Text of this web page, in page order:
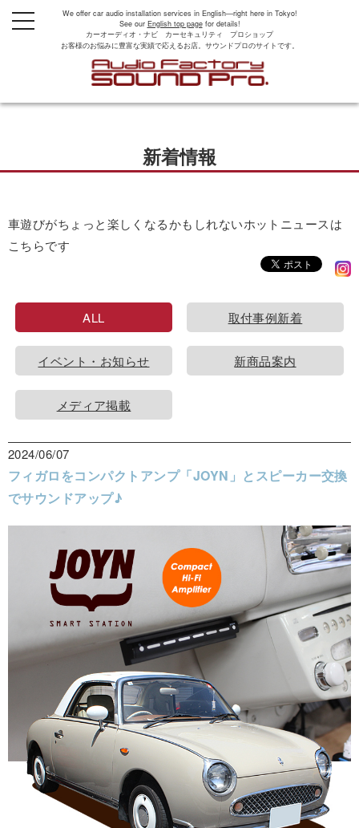
We offer car audio installation services in English—right here in Tokyo!
See our English top pagefor details!
カーオーディオ・ナビ カーセキュリティ プロショップ
お客様のお悩みに豊富な実績で応えるお店。サウンドプロのサイトです。
t
o
a
i
新着情報
車遊びがちょっと楽しくなるかもしれないホットニュースは
こちらです
ALL 取付事例新着
イベント・お知らせ 新商品案内
メディア掲載
2024/06/07
フィガロをコンパクトアンプ「JOYN」とスピーカー交換
でサウンドアップ♪